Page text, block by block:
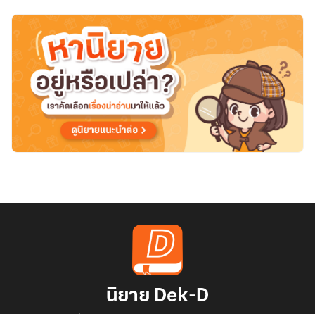
นิยาย Dek-D